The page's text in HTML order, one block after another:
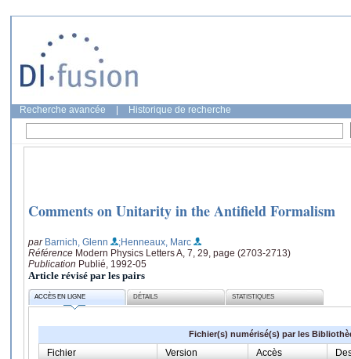
Recherche avancée Historique de recherche
Comments on Unitarity in the Antifield Formalism
par Barnich, Glenn
;Henneaux, Marc
Référence Modern Physics Letters A, 7, 29, page (2703-2713)
Publication Publié, 1992-05
Article révisé par les pairs
ACCÈS EN LIGNE DÉTAILS STATISTIQUES
Fichier(s) numérisé(s) par les
Fichier Version Accès